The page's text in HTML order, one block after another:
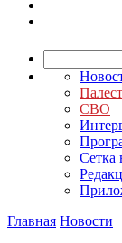
СВО
Сетка
Главная Новости